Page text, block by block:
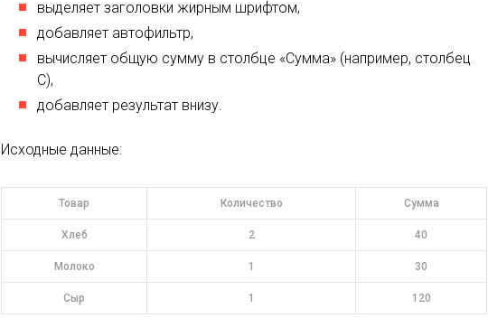
выделяет заголовки жирным шрифтом,
добавляет автофильтр,
вычисляет общую сумму в столбце «Сумма» (например, столбец
C),
добавляет результат внизу.
Исходные данные:
Товар Количество Сумма
Хлеб 2 40
Молоко 1 30
Сыр 1 120